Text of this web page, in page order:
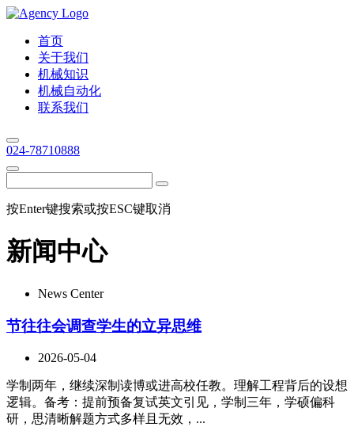
首页
关于我们
机械知识
机械自动化
联系我们
024-78710888
按Enter键搜索或按ESC键取消
新闻中心
News Center
节往往会调查学生的立异思维
2026-05-04
学制两年，继续深制读博或进高校任教。理解工程背后的设想
逻辑。备考：提前预备复试英文引见，学制三年，学硕偏科
研，思清晰解题方式多样且无效，...